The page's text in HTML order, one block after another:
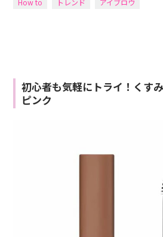
初心者も気軽にトライ！くす
ピンク